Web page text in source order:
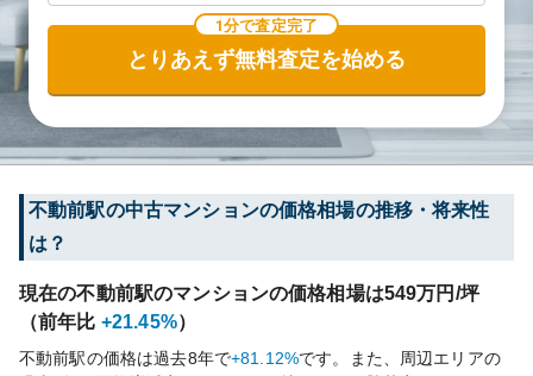
1分で査定完了
とりあえず無料査定を始める
不動前駅の中古マンションの価格相場の推移・将来性
は？
現在の不動前駅のマンションの価格相場は549万円/坪
（前年比 +21.45%）
不動前駅の価格は過去8年で+81.12%です。
また、周辺エリアの